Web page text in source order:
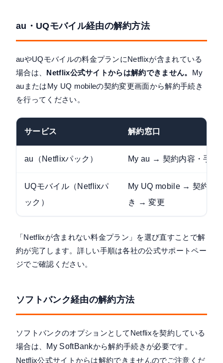
au・UQモバイル経由の解約方法
auやUQモバイルの料金プランにNetflixが含まれている
場合は、
Netflix公式サイトからは解約できません。
My
auまたはMy UQ mobileの契約変更画面から解約手続き
を行ってください。
サービス 解約窓口
au（Netflixパック） My au → 契約内容・手
UQモバイル（Netflixパ
ック）
My UQ mobile→ 契約内
き → 変更
「Netflixが含まれない料金プラン」を選び直すことで解
約が完了します。詳しい手順は各社の公式サポートペー
ジでご確認ください。
ソフトバンク経由の解約方法
ソフトバンクのオプションとしてNetflixを契約している
場合は、
My SoftBankから解約手続きが必要です。
Netflix公式サイトからは解約できませんのでご注意くだ